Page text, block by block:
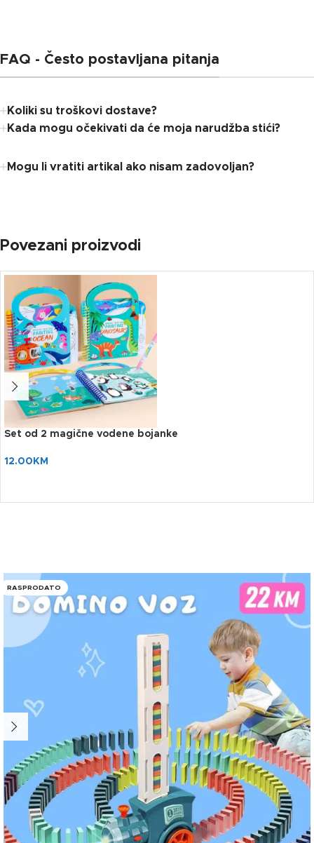
FAQ - Često postavljana pitanja
Koliki su troškovi dostave?
Kada mogu očekivati ​​da će moja narudžba stići?
Mogu li vratiti artikal ako nisam zadovoljan?
Povezani proizvodi
Set od 2 magične vodene bojanke
12.00 KM
RASPRODATO